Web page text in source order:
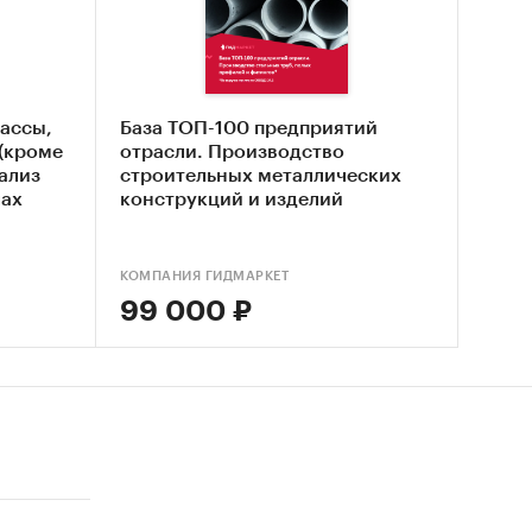
База ТОП-100 предприятий
отрасли. Производство
строительных металлических
конструкций и изделий
КОМПАНИЯ ГИДМАРКЕТ
99 000 ₽